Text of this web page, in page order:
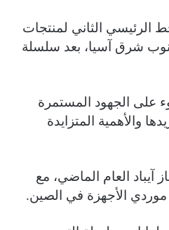
الرئيسي الثاني لمنتجات
شرق آسيا، بعد سلسلة
على الجهود المستمرة
والأهمية المتزايدة
جهاز آيباد العام الماضي، مع
موردي الأجهزة في الصين.